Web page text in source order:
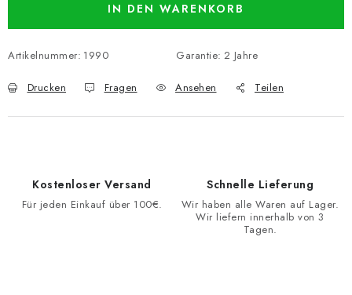
IN DEN WARENKORB
Artikelnummer: 1990 Garantie: 2 Jahre
Drucken Fragen Ansehen Teilen
Kostenloser Versand
Für jeden Einkauf über 100€.
Schnelle Lieferung
Wir haben alle Waren auf Lager.
Wir liefern innerhalb von 3
Tagen.